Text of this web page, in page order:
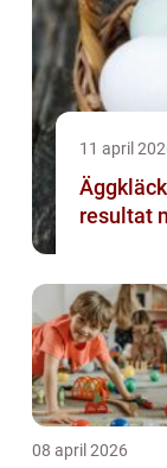
11 april
resultat
08 april 2026